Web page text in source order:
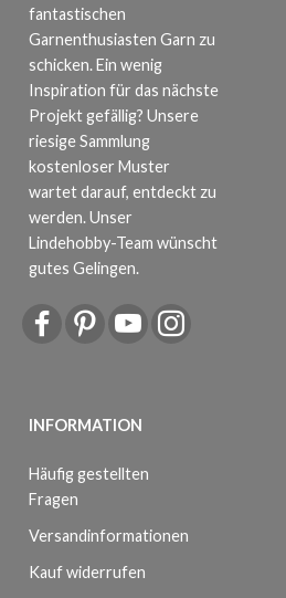
fantastischen
Garnenthusiasten Garn zu
schicken. Ein wenig
Inspiration für das nächste
Projekt gefällig? Unsere
riesige Sammlung
kostenloser Muster
wartet darauf, entdeckt zu
werden. Unser
Lindehobby-Team wünscht
gutes Gelingen.
INFORMATION
Häufig gestellten
Fragen
Versandinformationen
Kauf widerrufen